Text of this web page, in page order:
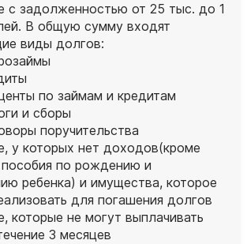
с задолженностью от 25 тыс. до 1
В общую сумму входят
виды долгов:
по займам и кредитам
и сборы
поручительства
у которых нет доходов(кроме
пособия по рождению и
ребенка) и имущества, которое
для погашения долгов
которые не могут выплачивать
3 месяцев